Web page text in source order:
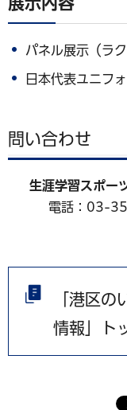
パネル展示（ラ
日本代表ユニフ
問い合わせ
生涯学習スポー
電話：03-
「港区
情報」ト